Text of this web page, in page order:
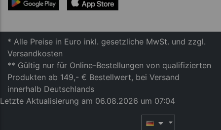
* Alle Preise in Euro inkl. gesetzliche MwSt. und zzgl.
Versandkosten
** Gültig nur für Online-Bestellungen von qualifizierten
Produkten ab 149,- € Bestellwert, bei Versand
innerhalb Deutschlands
Letzte Aktualisierung am 06.08.2026 um 07:04